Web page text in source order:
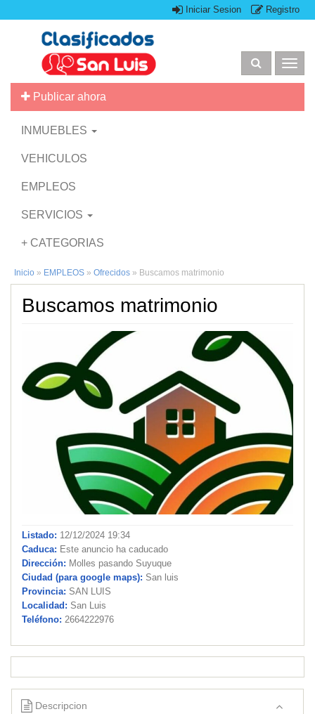
Iniciar Sesion Registro
Publicar ahora
INMUEBLES
VEHICULOS
EMPLEOS
SERVICIOS
+ CATEGORIAS
Inicio » EMPLEOS » Ofrecidos » Buscamos matrimonio
Buscamos matrimonio
Listado: 12/12/2024 19:34
Caduca: Este anuncio ha caducado
Dirección: Molles pasando Suyuque
Ciudad (para google maps): San luis
Provincia: SAN LUIS
Localidad: San Luis
Teléfono: 2664222976
Descripcion